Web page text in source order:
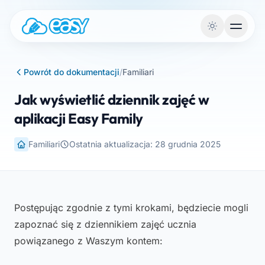
Powrót do dokumentacji/Familiari
Jak wyświetlić dziennik zajęć w
aplikacji Easy Family
Familiari Ostatnia aktualizacja: 28 grudnia 2025
Postępując zgodnie z tymi krokami, będziecie mogli
zapoznać się z dziennikiem zajęć ucznia
powiązanego z Waszym kontem: